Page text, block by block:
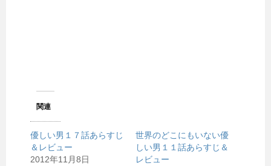
関連
優しい男１７話あらすじ
＆レビュー
2012年11月8日
世界のどこにもいない優
しい男１１話あらすじ＆
レビュー